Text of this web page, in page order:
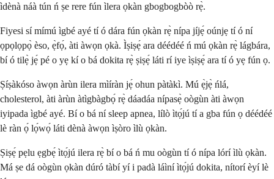
ìdènà náà tún ń ṣe rere fún ìlera ọkàn gbogbogbòò rẹ̀.
Fiyesi sí mímú ìgbé ayé tí ó dára fún ọkàn rẹ̀ nípa jíjẹ́ oúnjẹ tí ó ní
ọpọlọpọ̀ èso, ẹ̀fọ́, àti àwọn ọkà. Ìṣiṣẹ́ ara déédéé ń mú ọkàn rẹ̀ lágbára,
bí ó tilẹ̀ jẹ́ pé o yẹ kí o bá dokita rẹ̀ ṣiṣẹ́ láti rí iye ìṣiṣẹ́ ara tí ó yẹ fún ọ.
Ṣíṣàkóso àwọn àrùn ilera mìíràn jẹ́ ohun pàtàkì. Mú ẹ̀jẹ̀ ńlá,
cholesterol, àti àrùn àtìgbàgbọ́ rẹ̀ dáadáa nípasẹ̀ oògùn àti àwọn
iyipada ìgbé ayé. Bí o bá ní sleep apnea, lílò ìtọ́jú tí a gba fún ọ déédéé
lè ràn ọ́ lọ́wọ́ láti dènà àwọn ìṣòro ìlù ọkàn.
Ṣiṣẹ́ pẹlu ẹgbẹ́ ìtọ́jú ilera rẹ̀ bí o bá ń mu oògùn tí ó nípa lórí ìlù ọkàn.
Má ṣe dá oògùn ọkàn dúró tàbí yí i padà láìní ìtọ́jú dokita, nítorí èyí lè